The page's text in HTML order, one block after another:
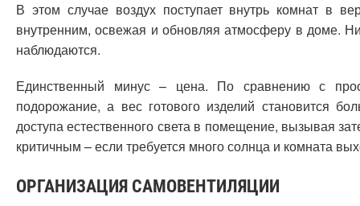
В этом случае воздух поступает внутрь комнат в
внутренним, освежая и обновляя атмосферу в доме.
наблюдаются.
Единственный минус – цена. По сравнению с
подорожание, а вес готового изделий становится
доступа естественного света в помещение, вызывая
критичным – если требуется много солнца и комната
ОРГАНИЗАЦИЯ САМОВЕНТИЛЯЦИИ